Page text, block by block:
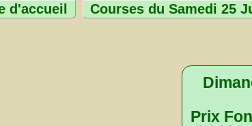
d'accueil Courses du Samedi 25
Prix